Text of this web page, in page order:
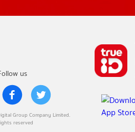
us
Group Company Limited.
reserved